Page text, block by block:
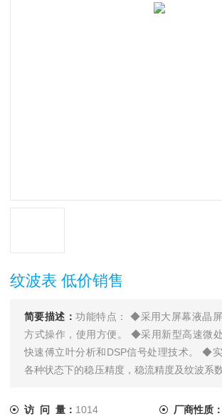
纹波表 低价销售
简要描述：功能特点： ◆采用大屏幕液晶
方式操作，使用方便。 ◆采用新型高速微
快速傅立叶分析和DSP信号处理技术。 ◆
各种状态下的稳压精度，稳流精度及纹波系
析软件界面友好，功能*。 ◆可将采集数据
访 问 量： 1014 厂商性质：